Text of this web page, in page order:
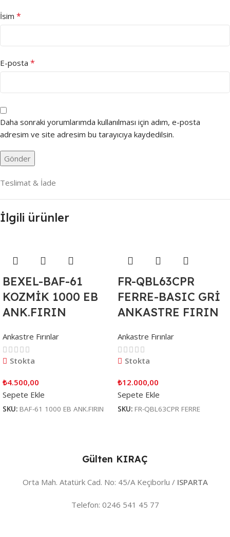
İsim *
E-posta *
Daha sonraki yorumlarımda kullanılması için adım, e-posta
adresim ve site adresim bu tarayıcıya kaydedilsin.
Teslimat & İade
İlgili ürünler
BEXEL-BAF-61
KOZMİK 1000 EB
ANK.FIRIN
Ankastre Fırınlar
Stokta
₺4.500,00
Sepete Ekle
SKU: BAF-61 1000 EB ANK.FIRIN
FR-QBL63CPR
FERRE-BASIC GRİ
ANKASTRE FIRIN
Ankastre Fırınlar
Stokta
₺12.000,00
Sepete Ekle
SKU: FR-QBL63CPR FERRE
Gülten KIRAÇ
Orta Mah. Atatürk Cad. No: 45/A Keçiborlu / ISPARTA
Telefon: 0246 541 45 77